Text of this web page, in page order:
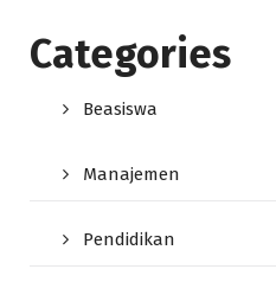
Categories
Beasiswa
Manajemen
Pendidikan